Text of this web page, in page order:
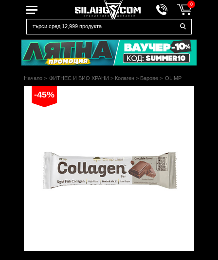
0
Начало > ФИТНЕС И БИО ХРАНИ > Колаген > Барове > OLIMP
-45%